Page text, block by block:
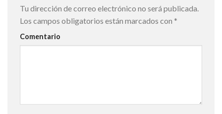
Tu dirección de correo electrónico no será publicada.
Los campos obligatorios están marcados con *
Comentario